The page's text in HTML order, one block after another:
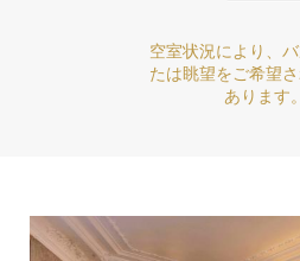
空室状況により、
たは眺望をご希望
あります。